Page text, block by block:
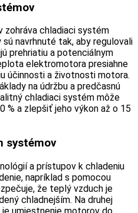
zohráva chladiaci systém
navrhnuté tak, aby regulovali
prehriatiu a potenciálnym
elektromotora presiahne
účinnosti a životnosti motora.
na údržbu a predčasnú
chladiaci systém môže
a zlepšiť jeho výkon až o 15
systémov
a prístupov k chladeniu
napríklad s pomocou
že teplý vzduch je
chladnejším. Na druhej